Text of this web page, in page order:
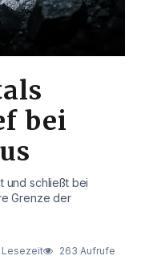
bei
und schließt bei
Grenze der
Lesezeit 263 Aufrufe